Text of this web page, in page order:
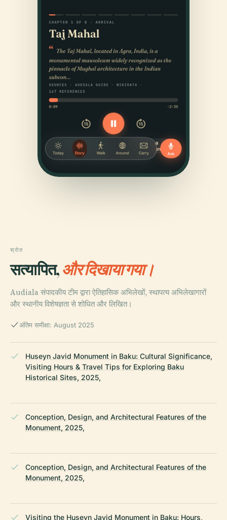
स्रोत
सत्यापित,और दिखाया गया।
Audiala संपादकीय टीम द्वारा ऐतिहासिक अभिलेखों, स्थापत्य अभिलेखागारों
और स्थानीय विशेषज्ञता से शोधित और लिखित।
अंतिम समीक्षा: August 2025
Huseyn Javid Monument in Baku: Cultural Significance,
Visiting Hours & Travel Tips for Exploring Baku
Historical Sites, 2025,
Conception, Design, and Architectural Features of the
Monument, 2025,
Conception, Design, and Architectural Features of the
Monument, 2025,
Visiting the Huseyn Javid Monument in Baku: Hours,